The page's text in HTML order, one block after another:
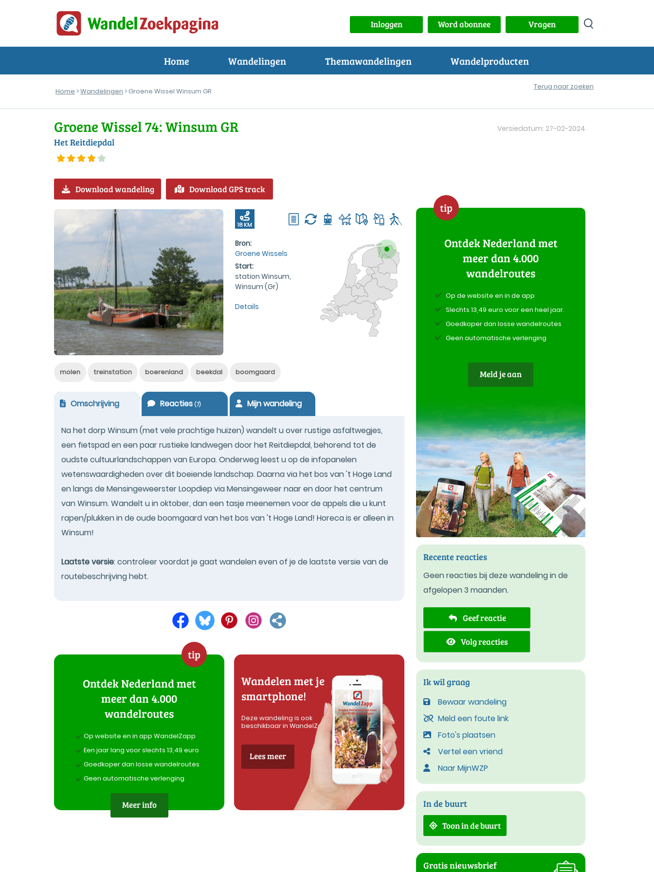
Inloggen Word abonnee Vragen
Home Wandelingen Themawandelingen Wandelproducten
Home >Wandelingen > Groene Wissel Winsum GR
Terug naar zoeken
Groene Wissel 74: Winsum GR
Het Reitdiepdal
Versiedatum: 27-02-2024
Download wandeling Download GPS track
18 KM
Bron:
Groene Wissels
Start:
station Winsum,
Winsum (Gr)
Details
molen treinstation boerenland beekdal boomgaard
Omschrijving Reacties(7) Mijn wandeling
Na het dorp Winsum (met vele prachtige huizen) wandelt u over rustige asfaltwegjes,
een fietspad en een paar rustieke landwegen door het Reitdiepdal, behorend tot de
oudste cultuurlandschappen van Europa. Onderweg leest u op de infopanelen
wetenswaardigheden over dit boeiende landschap. Daarna via het bos van 't Hoge Land
en langs de Mensingeweerster Loopdiep via Mensingeweer naar en door het centrum
van Winsum. Wandelt u in oktober, dan een tasje meenemen voor de appels die u kunt
rapen/plukken in de oude boomgaard van het bos van 't Hoge Land! Horeca is er alleen in
Winsum!
Laatste versie: controleer voordat je gaat wandelen even of je de laatste versie van de
routebeschrijving hebt.
tip
Ontdek Nederland met
meer dan 4.000
wandelroutes
Op website en in app WandelZapp
Een jaar lang voor slechts 13,49 euro
Goedkoper dan losse wandelroutes
Geen automatische verlenging
Meer info
Wandelen met je
smartphone!
Deze wandeling is ook
beschikbaar in WandelZapp
Lees meer
tip
Ontdek Nederland met
meer dan 4.000
wandelroutes
Op de website en in de app
Slechts 13,49 euro voor een heel jaar.
Goedkoper dan losse wandelroutes
Geen automatische verlenging
Meld je aan
Recente reacties
Geen reacties bij deze wandeling in de
afgelopen 3 maanden.
Geef reactie
Volg reacties
Ik wil graag
Bewaar wandeling
Meld een foute link
Foto's plaatsen
Vertel een vriend
Naar MijnWZP
In de buurt
Toon in de buurt
Gratis nieuwsbrief